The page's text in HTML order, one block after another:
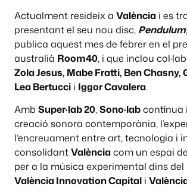
Actualment resideix a València i es
presentant el seu nou disc, Pendulum
publica aquest mes de febrer en el
australià Room40, i que inclou
Zola Jesus, Mabe Fratti, Ben Chasny,
Lea Bertucci i Iggor Cavalera.
Amb Super·lab 20,Sono·labcontinua
creació sonora contemporània,
l’encreuament entre art, tecnologia i
consolidantValènciacom un espai
per a la música experimental dins del
València Innovation Capital i